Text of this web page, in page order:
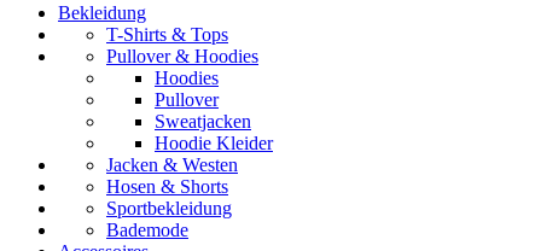
Bekleidung
T-Shirts & Tops
Pullover & Hoodies
Hoodies
Pullover
Sweatjacken
Hoodie Kleider
Jacken & Westen
Hosen & Shorts
Sportbekleidung
Bademode